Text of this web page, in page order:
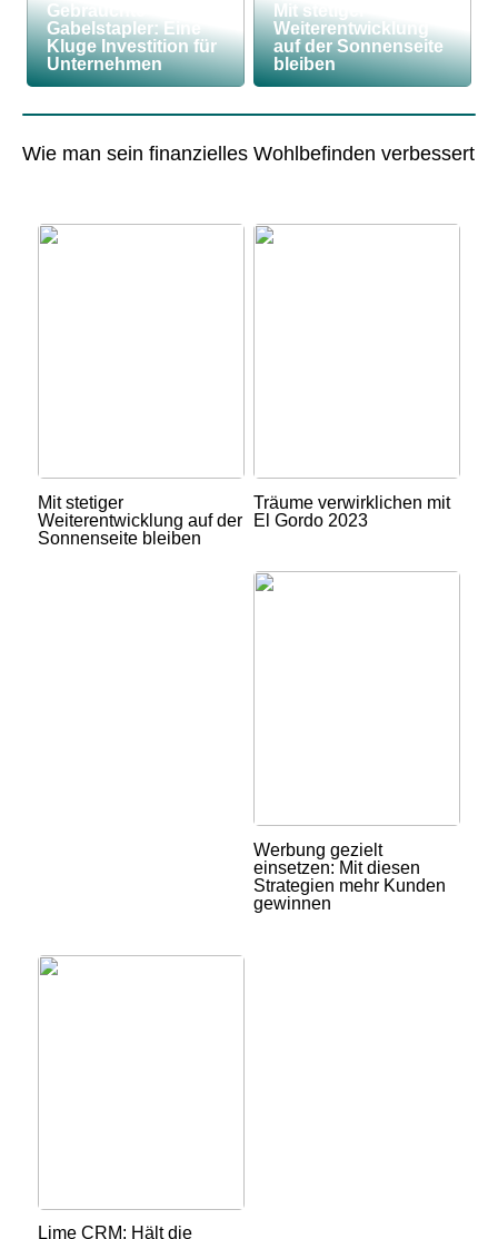
Gebrauchte
Gabelstapler: Eine
Kluge Investition für
Unternehmen
Mit stetiger
Weiterentwicklung
auf der Sonnenseite
bleiben
Wie man sein finanzielles Wohlbefinden verbessert
Mit stetiger
Weiterentwicklung auf der
Sonnenseite bleiben
Träume verwirklichen mit
El Gordo 2023
Werbung gezielt
einsetzen: Mit diesen
Strategien mehr Kunden
gewinnen
Lime CRM: Hält die